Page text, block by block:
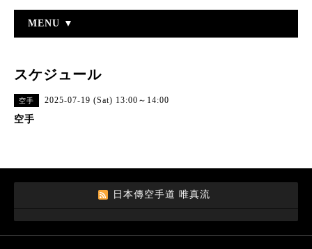
MENU ▼
スケジュール
空手 2025-07-19 (Sat) 13:00～14:00
空手
日本傳空手道 唯真流